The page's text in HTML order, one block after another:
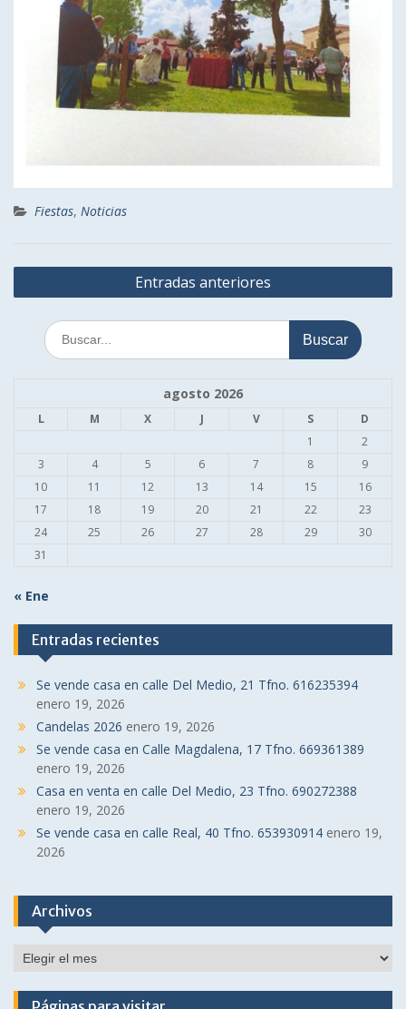
Fiestas, Noticias
Navegación
de
entradas
Entradas anteriores
Buscar:
agosto 2026
L M X J V S
D
1
2
3
4 5 6 7 8
9
10
11 12 13 14 15
16
17
18 19 20 21 22
23
24
25 26 27 28 29
30
31
« Ene
Entradas recientes
Se vende casa en calle Del Medio, 21 Tfno. 616235394
enero 19, 2026
Candelas 2026 enero 19, 2026
Se vende casa en Calle Magdalena, 17 Tfno. 669361389
enero 19, 2026
Casa en venta en calle Del Medio, 23 Tfno. 690272388
enero 19, 2026
Se vende casa en calle Real, 40 Tfno. 653930914 enero 19,
2026
Archivos
Archivos